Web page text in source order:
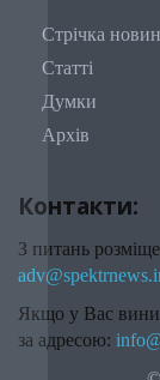
Стрічка новин
Статті
Думки
Архів
Контакти:
З питань
Якщо у Вас
за адресою: